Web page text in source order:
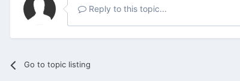
Reply to this topic...
Go to topic listing